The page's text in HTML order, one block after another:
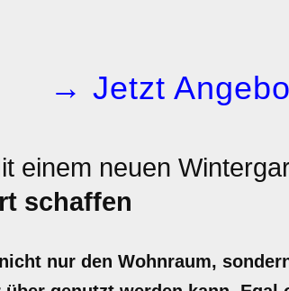
→ Jetzt
einem neuen
schaffen
nur den Wohnraum,